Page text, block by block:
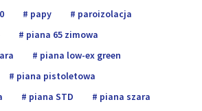
papy
paroizolacja
piana 65 zimowa
piana low-ex green
piana pistoletowa
piana STD
piana szara